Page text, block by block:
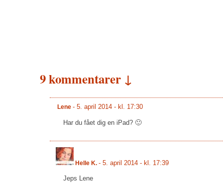
9 kommentarer ↓
Lene - 5. april 2014 - kl. 17:30
Har du fået dig en iPad? 🙂
Helle K. - 5. april 2014 - kl. 17:39
Jeps Lene